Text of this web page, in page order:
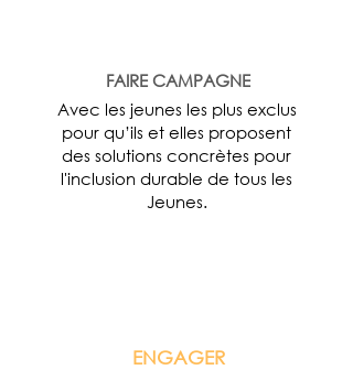
FAIRE CAMPAGNE
Avec les jeunes les plus exclus
pour qu’ils et elles proposent
des solutions concrètes pour
l'inclusion durable de tous les
Jeunes.
ENGAGER